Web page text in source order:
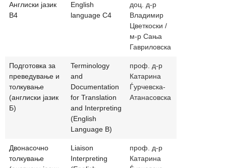
Англиски јазик
В4
English
language C4
доц. д-р
Владимир
Цветкоски /
м-р Сања
Гавриловска
Подготовка за
преведување и
толкување
(англиски јазик
Б)
Terminology
and
Documentation
for Translation
and Interpreting
(English
Language B)
проф. д-р
Катарина
Ѓурчевска-
Атанасовска
Двонасочно
толкување
Liaison
Interpreting
проф. д-р
Катарина